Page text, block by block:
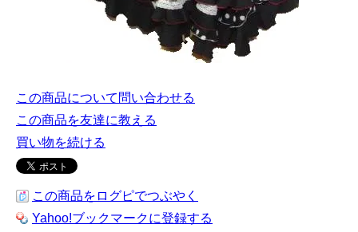
この商品について問い合わせる
この商品を友達に教える
買い物を続ける
この商品をログピでつぶやく
Yahoo!ブックマークに登録する